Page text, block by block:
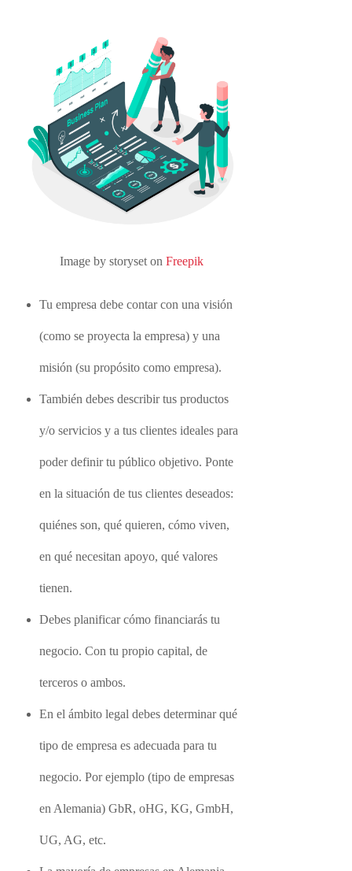
Image by storyset on Freepik
Tu empresa debe contar con una visión
(como se proyecta la empresa) y una
misión (su propósito como empresa).
También debes describir tus productos
y/o servicios y a tus clientes ideales para
poder definir tu público objetivo. Ponte
en la situación de tus clientes deseados:
quiénes son, qué quieren, cómo viven,
en qué necesitan apoyo, qué valores
tienen.
Debes planificar cómo financiarás tu
negocio. Con tu propio capital, de
terceros o ambos.
En el ámbito legal debes determinar qué
tipo de empresa es adecuada para tu
negocio. Por ejemplo (tipo de empresas
en Alemania) GbR, oHG, KG, GmbH,
UG, AG, etc.